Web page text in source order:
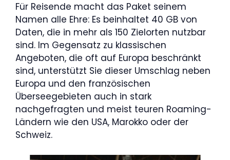
Für Reisende macht das Paket seinem
Namen alle Ehre: Es beinhaltet 40 GB von
Daten, die in mehr als 150 Zielorten nutzbar
sind. Im Gegensatz zu klassischen
Angeboten, die oft auf Europa beschränkt
sind, unterstützt Sie dieser Umschlag neben
Europa und den französischen
Überseegebieten auch in stark
nachgefragten und meist teuren Roaming-
Ländern wie den USA, Marokko oder der
Schweiz.